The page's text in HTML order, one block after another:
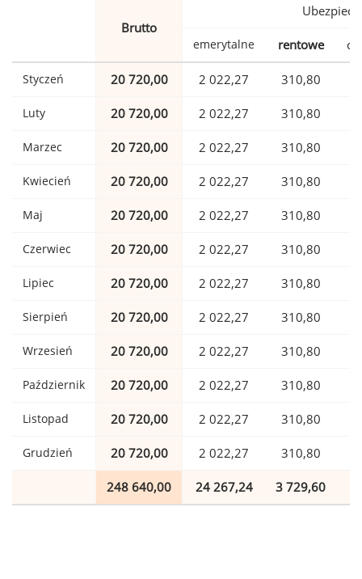
Brutto
emerytalne rentowe
Styczeń 20 720,00 2 022,27 310,80
Luty 20 720,00 2 022,27 310,80
Marzec 20 720,00 2 022,27 310,80
Kwiecień 20 720,00 2 022,27 310,80
Maj 20 720,00 2 022,27 310,80
Czerwiec 20 720,00 2 022,27 310,80
Lipiec 20 720,00 2 022,27 310,80
Sierpień 20 720,00 2 022,27 310,80
Wrzesień 20 720,00 2 022,27 310,80
Październik 20 720,00 2 022,27 310,80
Listopad 20 720,00 2 022,27 310,80
Grudzień 20 720,00 2 022,27 310,80
248 640,00 24 267,24 3 729,60